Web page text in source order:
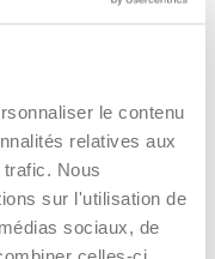
le contenu
relatives aux
Nous
sur l'utilisation de
sociaux, de